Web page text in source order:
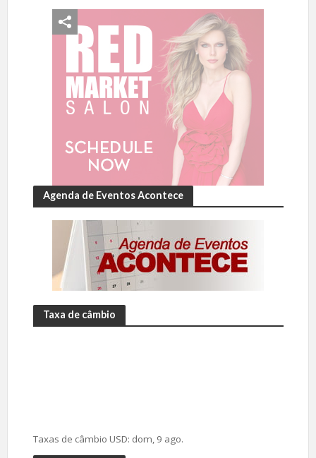
Agenda de Eventos Acontece
Taxa de câmbio
Taxas de câmbio USD: dom, 9 ago.